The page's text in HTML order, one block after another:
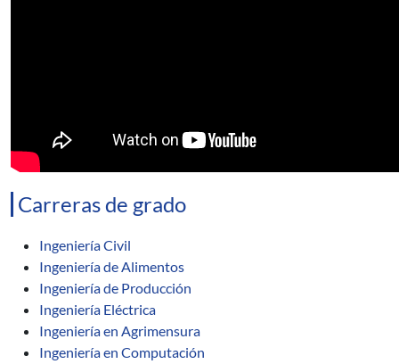
Carreras de grado
Ingeniería Civil
Ingeniería de Alimentos
Ingeniería de Producción
Ingeniería Eléctrica
Ingeniería en Agrimensura
Ingeniería en Computación